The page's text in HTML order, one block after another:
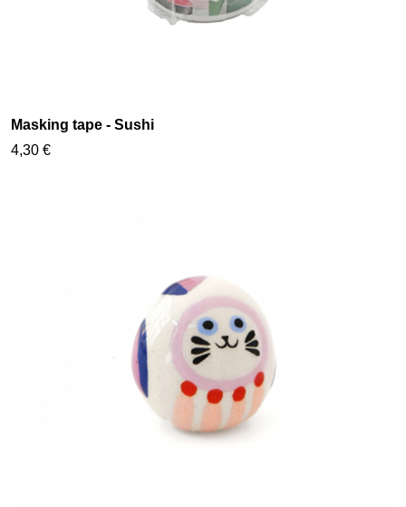
Masking tape - Sushi
4,30 €